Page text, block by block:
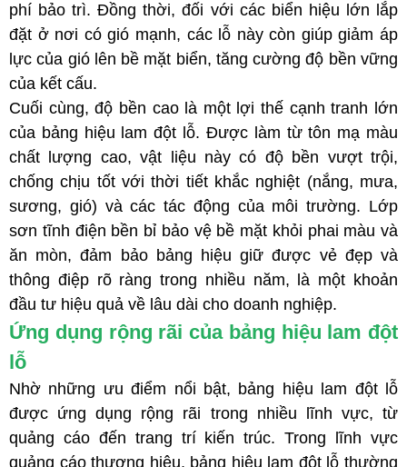
phí bảo trì. Đồng thời, đối với các biển hiệu lớn lắp
đặt ở nơi có gió mạnh, các lỗ này còn giúp giảm áp
lực của gió lên bề mặt biển, tăng cường độ bền vững
của kết cấu.
Cuối cùng, độ bền cao là một lợi thế cạnh tranh lớn
của bảng hiệu lam đột lỗ. Được làm từ tôn mạ màu
chất lượng cao, vật liệu này có độ bền vượt trội,
chống chịu tốt với thời tiết khắc nghiệt (nắng, mưa,
sương, gió) và các tác động của môi trường. Lớp
sơn tĩnh điện bền bỉ bảo vệ bề mặt khỏi phai màu và
ăn mòn, đảm bảo bảng hiệu giữ được vẻ đẹp và
thông điệp rõ ràng trong nhiều năm, là một khoản
đầu tư hiệu quả về lâu dài cho doanh nghiệp.
Ứng dụng rộng rãi của bảng hiệu lam đột
lỗ
Nhờ những ưu điểm nổi bật, bảng hiệu lam đột lỗ
được ứng dụng rộng rãi trong nhiều lĩnh vực, từ
quảng cáo đến trang trí kiến trúc.Trong lĩnh vực
quảng cáo thương hiệu, bảng hiệu lam đột lỗ thường